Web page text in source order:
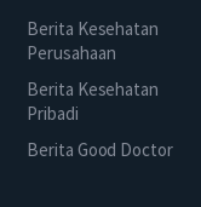
Berita Kesehatan
Perusahaan
Berita Kesehatan
Pribadi
Berita Good Doctor